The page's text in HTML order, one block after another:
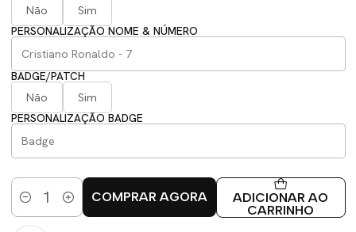
Não
Sim
PERSONALIZAÇÃO NOME & NÚMERO
BADGE/PATCH
Não
Sim
PERSONALIZAÇÃO BADGE
Quantidade
ADICIONAR AO
CARRINHO
COMPRAR AGORA